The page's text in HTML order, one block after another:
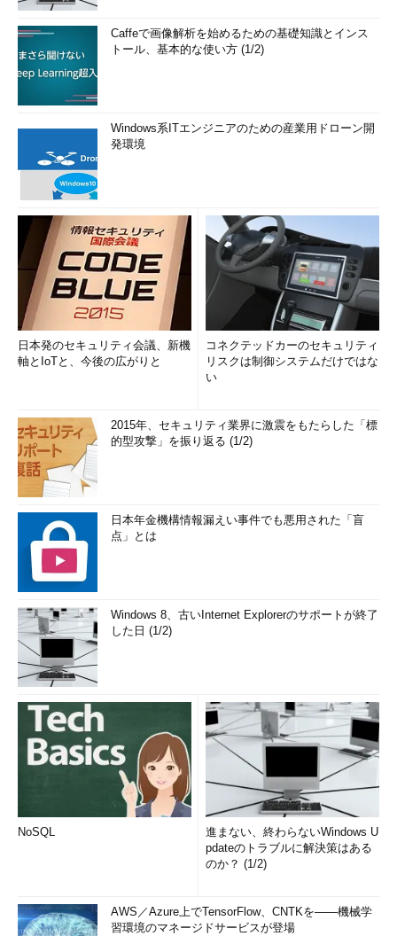
Caffeで画像解析を始めるための基礎知識とインス
トール、基本的な使い方 (1/2)
Windows系ITエンジニアのための産業用ドローン開
発環境
日本発のセキュリティ会議、新機
軸とIoTと、今後の広がりと
コネクテッドカーのセキュリティ
リスクは制御システムだけではな
い
2015年、セキュリティ業界に激震をもたらした「標
的型攻撃」を振り返る (1/2)
日本年金機構情報漏えい事件でも悪用された「盲
点」とは
Windows 8、古いInternet Explorerのサポートが終了
した日 (1/2)
NoSQL
進まない、終わらないWindows U
pdateのトラブルに解決策はある
のか？ (1/2)
AWS／Azure上でTensorFlow、CNTKを――機械学
習環境のマネージドサービスが登場